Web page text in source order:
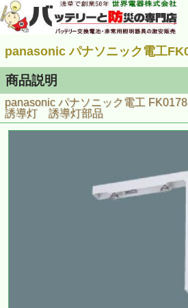
panasonic パナソニック電工
商品説明
panasonic パナソニック電工
誘導灯 誘導灯部品